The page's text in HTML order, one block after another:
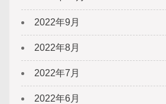
2022年9月
2022年8月
2022年7月
2022年6月